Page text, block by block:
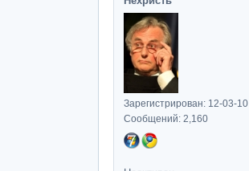
Зарегистрирован: 12-03-10
Сообщений: 2,160